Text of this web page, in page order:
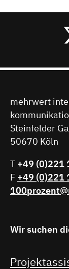
mehrwert
Steinfelder
50670 Köln
+49 (0)221
F +49 (0)221
Wir suchen